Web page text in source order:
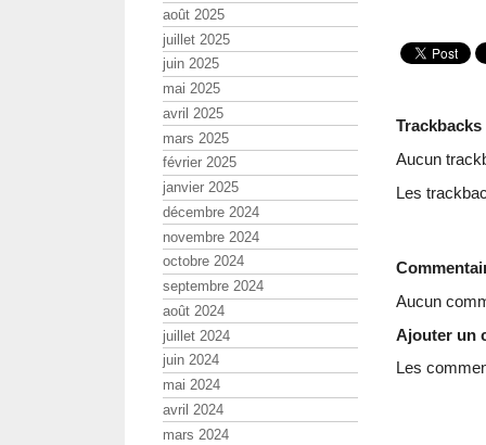
Trackbacks
Aucun
Les
Aucun
Ajouter un
Les
août 2025
juillet 2025
juin 2025
mai 2025
avril 2025
mars 2025
février 2025
janvier 2025
décembre 2024
novembre 2024
octobre 2024
septembre 2024
août 2024
juillet 2024
juin 2024
mai 2024
avril 2024
mars 2024